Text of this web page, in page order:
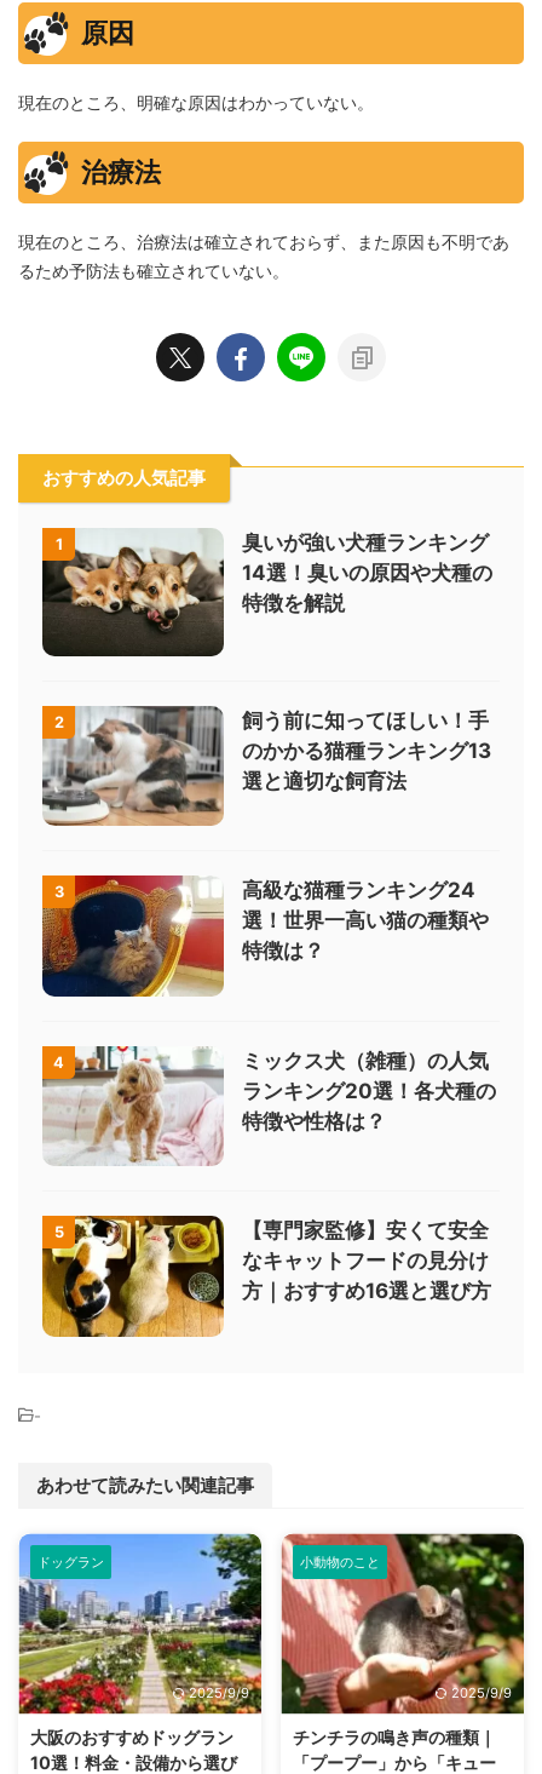
原因
現在のところ、明確な原因はわかっていない。
治療法
現在のところ、治療法は確立されておらず、また原因も不明であ
るため予防法も確立されていない。
おすすめの人気記事
1
臭いが強い犬種ランキング
14選！臭いの原因や犬種の
特徴を解説
2
飼う前に知ってほしい！手
のかかる猫種ランキング13
選と適切な飼育法
3
高級な猫種ランキング24
選！世界一高い猫の種類や
特徴は？
4
ミックス犬（雑種）の人気
ランキング20選！各犬種の
特徴や性格は？
5
【専門家監修】安くて安全
なキャットフードの見分け
方｜おすすめ16選と選び方
-
あわせて読みたい関連記事
ドッグラン
2025/9/9
大阪のおすすめドッグラン
10選！料金・設備から選び
小動物のこと
2025/9/9
チンチラの鳴き声の種類｜
「プープー」から「キュー